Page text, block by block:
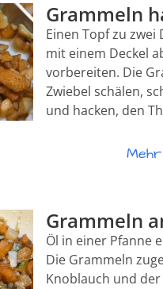
Grammeln
Einen Topf zu
mit einem Deckel
vorbereiten. Die
Zwiebel schälen,
und hacken, den
Grammeln
Öl in einer Pfanne
Die Grammeln
Knoblauch und